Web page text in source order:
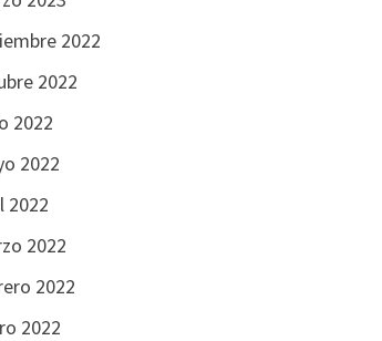
2022
2022
2022
2022
2022
2022
2022
2022